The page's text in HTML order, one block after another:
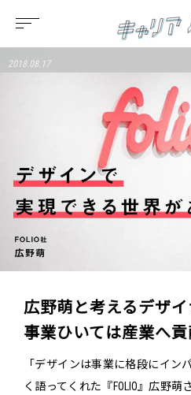
2018.08.17
広野萌と考えるデザイ
事業ひいては産業へ
「デザインは事業に格段にイン
く語ってくれた『FOLIO』広野萌